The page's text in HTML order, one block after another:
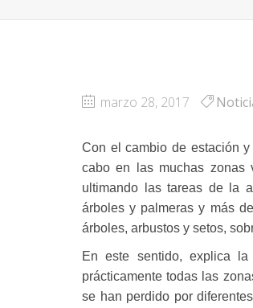
marzo 28, 2017
Con el cambio de estación
cabo en las muchas zonas
ultimando las tareas de la
árboles y palmeras y más
árboles, arbustos y setos,
En este sentido, explica
prácticamente todas las
se han perdido por